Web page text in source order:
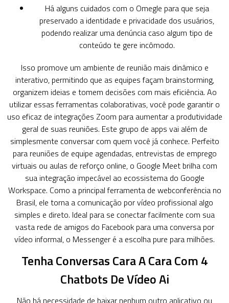
Há alguns cuidados com o Omegle para que seja
preservado a identidade e privacidade dos usuários,
podendo realizar uma denúncia caso algum tipo de
conteúdo te gere incômodo.
Isso promove um ambiente de reunião mais dinâmico e
interativo, permitindo que as equipes façam brainstorming,
organizem ideias e tomem decisões com mais eficiência. Ao
utilizar essas ferramentas colaborativas, você pode garantir o
uso eficaz de integrações Zoom para aumentar a produtividade
geral de suas reuniões. Este grupo de apps vai além de
simplesmente conversar com quem você já conhece. Perfeito
para reuniões de equipe agendadas, entrevistas de emprego
virtuais ou aulas de reforço online, o Google Meet brilha com
sua integração impecável ao ecossistema do Google
Workspace. Como a principal ferramenta de webconferência no
Brasil, ele torna a comunicação por vídeo profissional algo
simples e direto. Ideal para se conectar facilmente com sua
vasta rede de amigos do Facebook para uma conversa por
vídeo informal, o Messenger é a escolha pure para milhões.
Tenha Conversas Cara A Cara Com 4
Chatbots De Vídeo Ai
Não há necessidade de baixar nenhum outro aplicativo ou